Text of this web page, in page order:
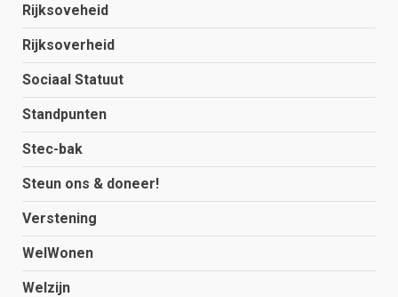
Rijksoveheid
Rijksoverheid
Sociaal Statuut
Standpunten
Stec-bak
Steun ons & doneer!
Verstening
WelWonen
Welzijn